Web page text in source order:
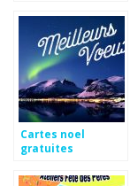
Cartes noel
gratuites